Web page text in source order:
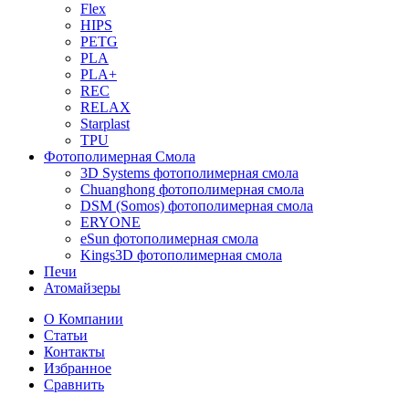
Flex
HIPS
PETG
PLA
PLA+
REC
RELAX
Starplast
TPU
Фотополимерная Смола
3D Systems фотополимерная смола
Chuanghong фотополимерная смола
DSM (Somos) фотополимерная смола
ERYONE
eSun фотополимерная смола
Kings3D фотополимерная смола
Печи
Атомайзеры
О Компании
Статьи
Контакты
Избранное
Сравнить